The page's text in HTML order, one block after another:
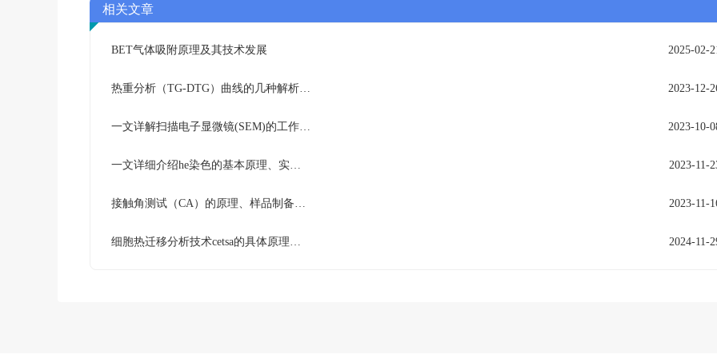
相关文章
BET气体吸附原理及其技术发展 2025-02-
热重分析（TG-DTG）曲线的几种解析方法 2023-12-
一文详解扫描电子显微镜(SEM)的工作原理及应用技术 2023-10-
一文详细介绍he染色的基本原理、实验步骤及注意事项 2023-11-
接触角测试（CA）的原理、样品制备要求及实际应用 2023-11-
‌细胞热迁移分析技术cetsa的具体原理和实验流程 2024-11-